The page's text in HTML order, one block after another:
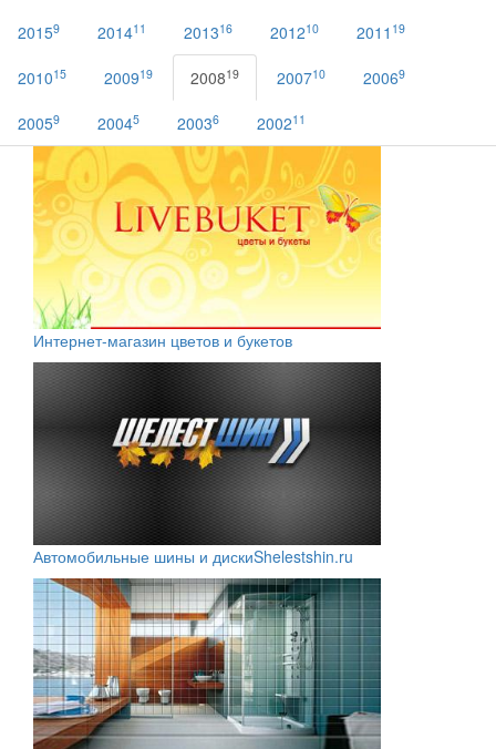
20159 201411 201316 201210 2011 19
201015 200919 200819 200710 20069
20059 20045 20036 200211
Интернет-магазин цветов и букетов
Автомобильные шины и дискиShelestshin.ru